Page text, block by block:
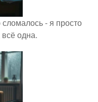
- я просто
одна.